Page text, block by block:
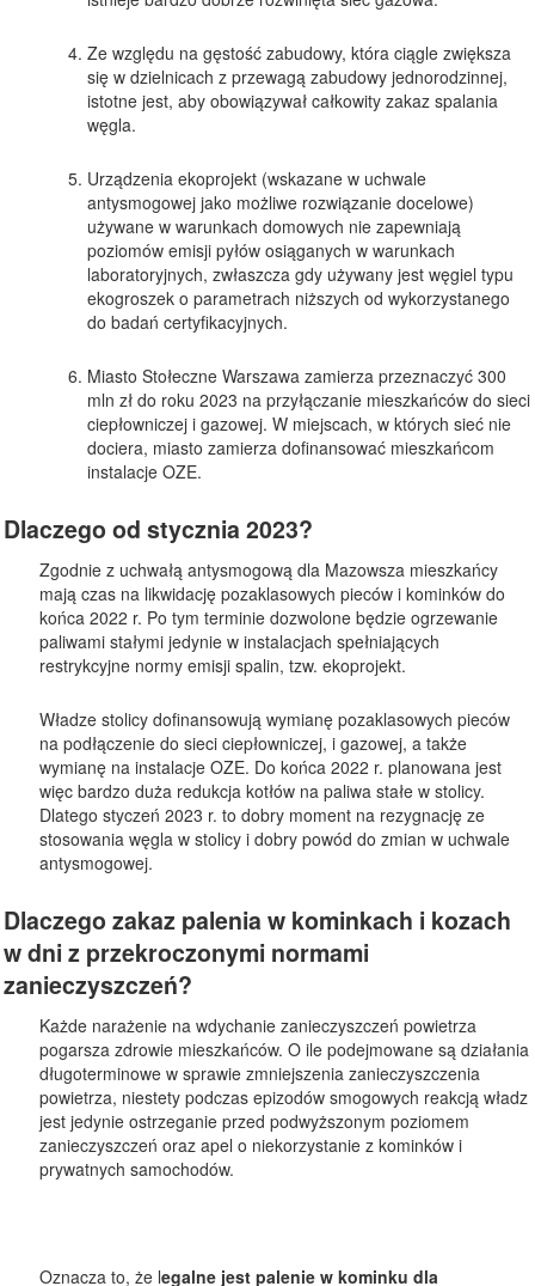
Ze względu na gęstość zabudowy, która ciągle zwiększa
się w dzielnicach z przewagą zabudowy jednorodzinnej,
istotne jest, aby obowiązywał całkowity zakaz spalania
węgla.
Urządzenia ekoprojekt (wskazane w uchwale
antysmogowej jako możliwe rozwiązanie docelowe)
używane w warunkach domowych nie zapewniają
poziomów emisji pyłów osiąganych w warunkach
laboratoryjnych, zwłaszcza gdy używany jest węgiel typu
ekogroszek o parametrach niższych od wykorzystanego
do badań certyfikacyjnych.
Miasto Stołeczne Warszawa zamierza przeznaczyć 300
mln zł do roku 2023 na przyłączanie mieszkańców do sieci
ciepłowniczej i gazowej. W miejscach, w których sieć nie
dociera, miasto zamierza dofinansować mieszkańcom
instalacje OZE.
Dlaczego od stycznia 2023?
Zgodnie z uchwałą antysmogową dla Mazowsza mieszkańcy
mają czas na likwidację pozaklasowych pieców i kominków do
końca 2022 r. Po tym terminie dozwolone będzie ogrzewanie
paliwami stałymi jedynie w instalacjach spełniających
restrykcyjne normy emisji spalin, tzw. ekoprojekt.
Władze stolicy dofinansowują wymianę pozaklasowych pieców
na podłączenie do sieci ciepłowniczej, i gazowej, a także
wymianę na instalacje OZE. Do końca 2022 r. planowana jest
więc bardzo duża redukcja kotłów na paliwa stałe w stolicy.
Dlatego styczeń 2023 r. to dobry moment na rezygnację ze
stosowania węgla w stolicy i dobry powód do zmian w uchwale
antysmogowej.
Dlaczego zakaz palenia w kominkach i kozach
w dni z przekroczonymi normami
zanieczyszczeń?
Każde narażenie na wdychanie zanieczyszczeń powietrza
pogarsza zdrowie mieszkańców. O ile podejmowane są działania
długoterminowe w sprawie zmniejszenia zanieczyszczenia
powietrza, niestety podczas epizodów smogowych reakcją władz
jest jedynie ostrzeganie przed podwyższonym poziomem
zanieczyszczeń oraz apel o niekorzystanie z kominków i
prywatnych samochodów.
Oznacza to, że legalne jest palenie w kominku dla